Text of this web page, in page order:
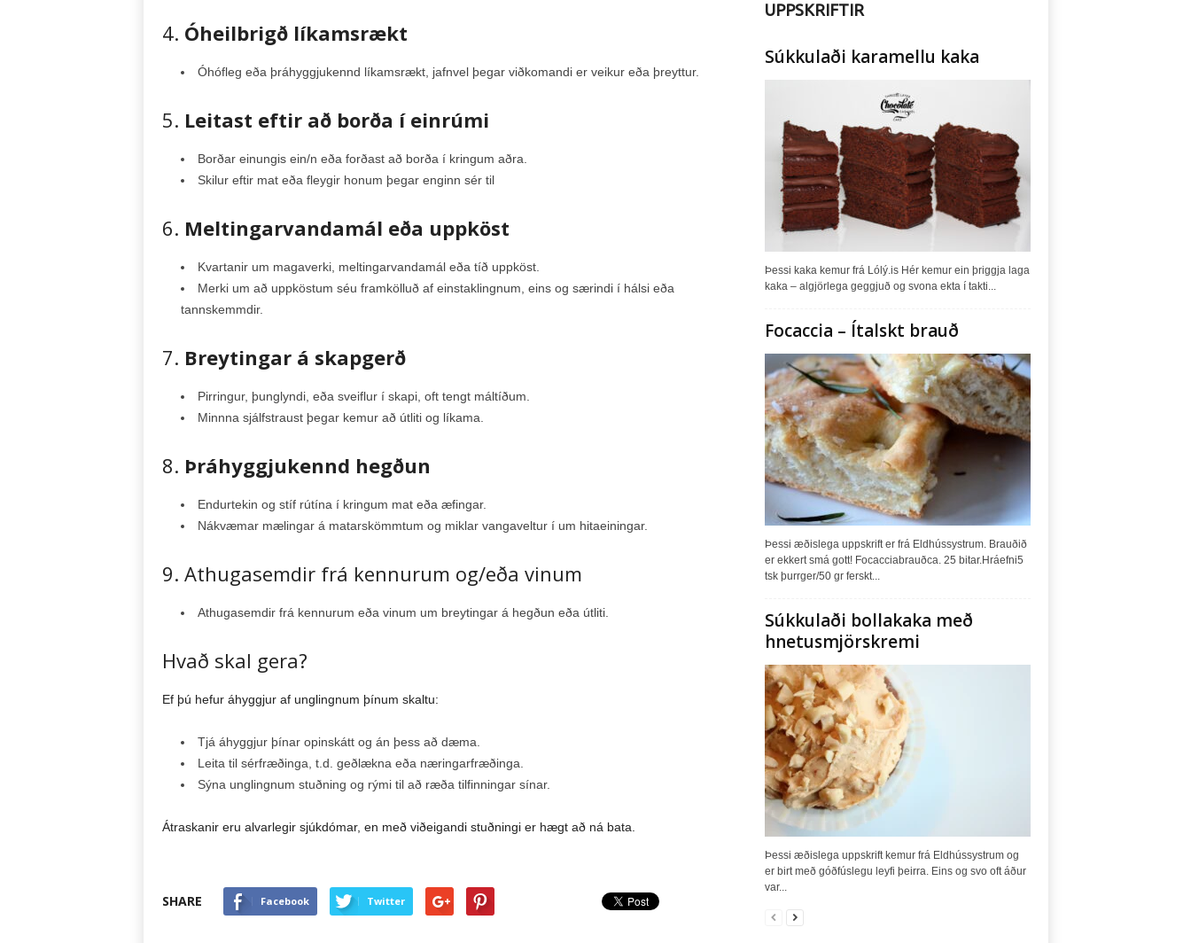
4. Óheilbrigð líkamsrækt
Óhófleg eða þráhyggjukennd líkamsrækt, jafnvel þegar viðkomandi er veikur eða þreyttur.
5. Leitast eftir að borða í einrúmi
Borðar einungis ein/n eða forðast að borða í kringum aðra.
Skilur eftir mat eða fleygir honum þegar enginn sér til
6. Meltingarvandamál eða uppköst
Kvartanir um magaverki, meltingarvandamál eða tíð uppköst.
Merki um að uppköstum séu framkölluð af einstaklingnum, eins og særindi í hálsi eða
tannskemmdir.
7. Breytingar á skapgerð
Pirringur, þunglyndi, eða sveiflur í skapi, oft tengt máltíðum.
Minnna sjálfstraust þegar kemur að útliti og líkama.
8. Þráhyggjukennd hegðun
Endurtekin og stíf rútína í kringum mat eða æfingar.
Nákvæmar mælingar á matarskömmtum og miklar vangaveltur í um hitaeiningar.
9. Athugasemdir frá kennurum og/eða vinum
Athugasemdir frá kennurum eða vinum um breytingar á hegðun eða útliti.
Hvað skal gera?
Ef þú hefur áhyggjur af unglingnum þínum skaltu:
Tjá áhyggjur þínar opinskátt og án þess að dæma.
Leita til sérfræðinga, t.d. geðlækna eða næringarfræðinga.
Sýna unglingnum stuðning og rými til að ræða tilfinningar sínar.
Átraskanir eru alvarlegir sjúkdómar, en með viðeigandi stuðningi er hægt að ná bata.
SHARE Facebook Twitter
UPPSKRIFTIR
Súkkulaði karamellu kaka
Þessi kaka kemur frá Lólý.is Hér kemur ein þriggja laga
kaka – algjörlega geggjuð og svona ekta í takti...
Focaccia – Ítalskt brauð
Þessi æðislega uppskrift er frá Eldhússystrum. Brauðið
er ekkert smá gott! Focacciabrauðca. 25 bitar.Hráefni5
tsk þurrger/50 gr ferskt...
Súkkulaði bollakaka með
hnetusmjörskremi
Þessi æðislega uppskrift kemur frá Eldhússystrum og
er birt með góðfúslegu leyfi þeirra. Eins og svo oft áður
var...